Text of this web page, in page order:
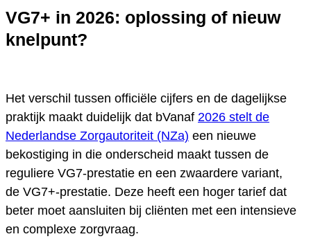
VG7+ in 2026: oplossing of nieuw
knelpunt?
Het verschil tussen officiële cijfers en de dagelijkse
praktijk maakt duidelijk dat bVanaf 2026 stelt de
Nederlandse Zorgautoriteit (NZa) een nieuwe
bekostiging in die onderscheid maakt tussen de
reguliere VG7-prestatie en een zwaardere variant,
de VG7+-prestatie. Deze heeft een hoger tarief dat
beter moet aansluiten bij cliënten met een intensieve
en complexe zorgvraag.